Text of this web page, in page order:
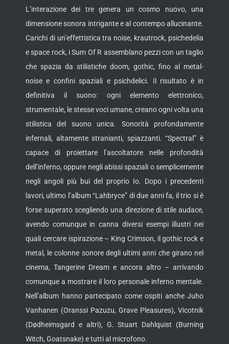
L’interazione dei tre genera un cosmo nuovo, una
dimensione sonora intrigante e al contempo allucinante.
Carichi di un’effettistica tra noise, krautrock, psichedelia
e space rock, i Sum Of R assemblano pezzi con un taglio
che spazia da stilistiche doom, gothic, fino al metal-
noise e confini spaziali e psichdelici. Il risultato è in
definitiva il suono: ogni elemento elettronico,
strumentale, le stesse voci umane, creano ogni volta una
stilistica del suono unica. Sonorità profondamente
infernali, altamente stranianti, spiazzanti. “Spectral” è
capace di proiettare l’ascoltatore nelle profondità
dell’inferno, oppure negli abissi spaziali o semplicemente
negli angoli più bui del proprio Io. Dopo i precedenti
lavori, ultimo l’album “Lahbryce” di due anni fa, il trio si è
forse superato scegliendo una direzione di stile audace,
avendo comunque in canna diversi esempi illustri nei
quali cercare ispirazione – King Crimson, il gothic rock e
metal, le colonne sonore degli ultimi anni che girano nel
cinema, Tangerine Dream e ancora altro – arrivando
comunque a mostrare il loro personale inferno mentale.
Nell’album hanno partecipato come ospiti anche Juho
Vanhanen (Oranssi Pazuzu, Grave Pleasures), Vicotnik
(Dødheimsgard e altri), G. Stuart Dahlquist (Burning
Witch, Goatsnake) e tutti al microfono.